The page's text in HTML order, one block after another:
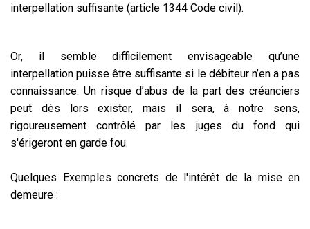
interpellation suffisante (article 1344 Code civil).
Or, il semble difficilement envisageable qu’une
interpellation puisse être suffisante si le débiteur n’en a pas
connaissance. Un risque d’abus de la part des créanciers
peut dès lors exister, mais il sera, à notre sens,
rigoureusement contrôlé par les juges du fond qui
s'érigeront en garde fou.
Quelques Exemples concrets de l'intérêt de la mise en
demeure :